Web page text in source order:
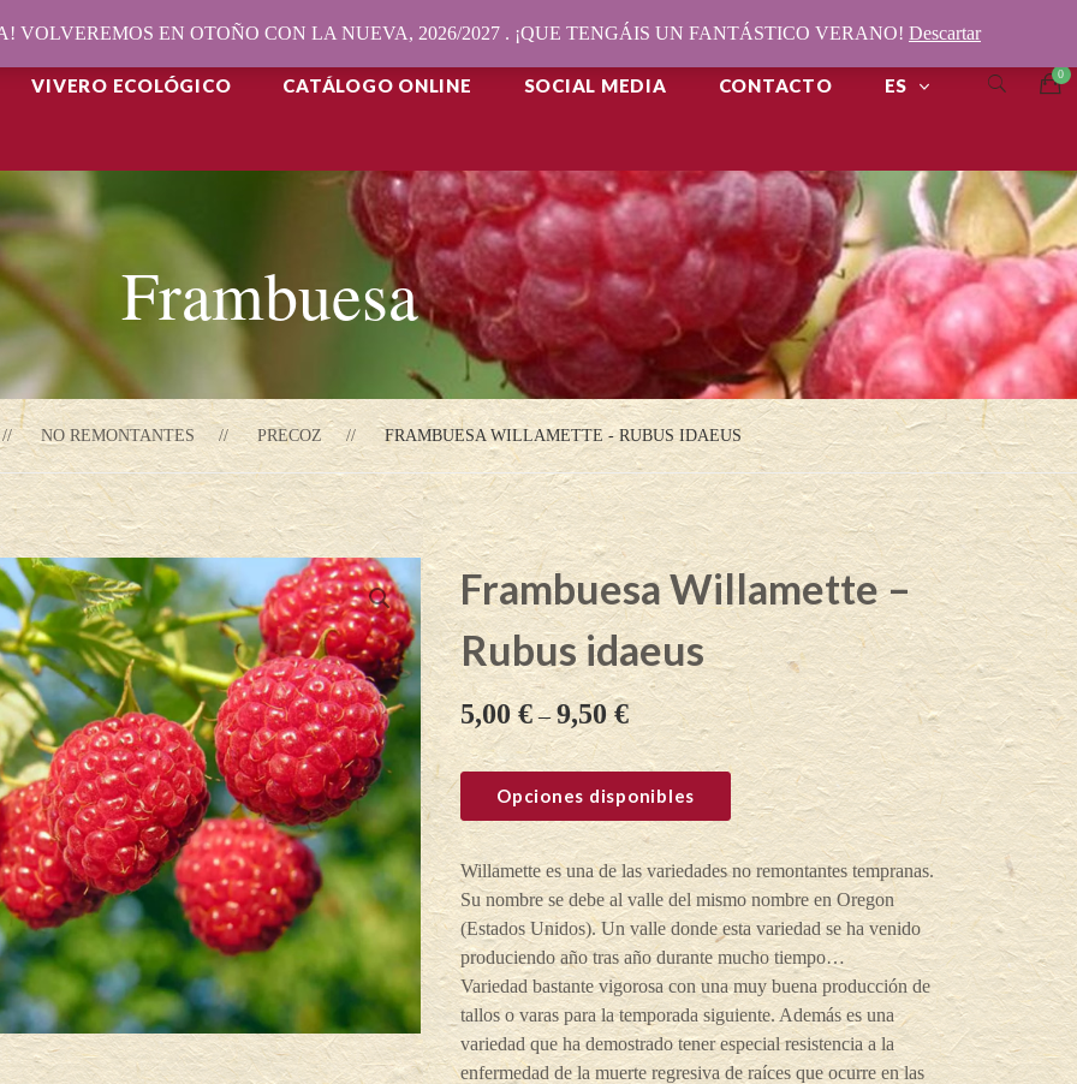
VIVERO ECOLÓGICO CATÁLOGO ONLINE SOCIAL MEDIA CONTACTO ES
Frambuesa
NO REMONTANTES PRECOZ FRAMBUESA WILLAMETTE - RUBUS IDAEUS
Frambuesa Willamette –
Rubus idaeus
5,00€–9,50€
Opciones disponibles
Willamette es una de las variedades no remontantes tempranas.
Su nombre se debe al valle del mismo nombre en Oregon
(Estados Unidos). Un valle donde esta variedad se ha venido
produciendo año tras año durante mucho tiempo…
Variedad bastante vigorosa con una muy buena producción de
tallos o varas para la temporada siguiente. Además es una
variedad que ha demostrado tener especial resistencia a la
enfermedad de la muerte regresiva de raíces que ocurre en las
VOLVEREMOS EN OTOÑO CON LA NUEVA, 2026/2027 . ¡QUE TENGÁIS UN FANTÁSTICO VERANO! Descartar